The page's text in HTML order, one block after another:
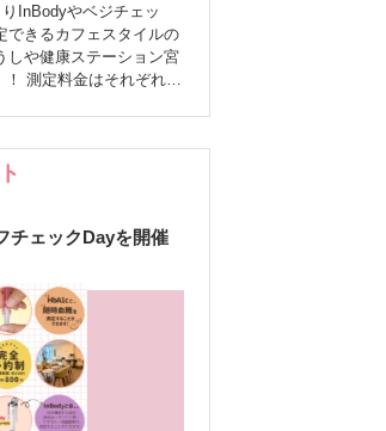
」のトーク画面を開く
】または【通知】をタ
き合いいただければ嬉し
チェックしてみてくだ
域の皆さまのために
さまの健康に役立つ情
すくお届けしていきま
ろしくお願いいたしま
楽しみに
LINEお
https://line.me/R/ti/p/@644jtczd QRコード
力を合わせて頑張りたい
ッ!!
InBodyやベジチェッ
できるカフェスタイルの
しや健康ステーション宮
ぞれ1
是非お気軽にお立ち寄
♪
https://lin.ee/6Hmqdaz ぜひお待ちしております
チェックDayを開催